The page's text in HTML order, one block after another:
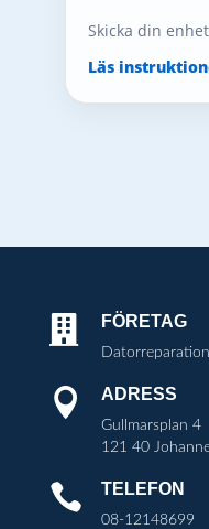
Skicka din
Läs
 FÖRETAG
 ADRESS
Gullmarsplan 4
121 40
 TELEFON
08-12148699